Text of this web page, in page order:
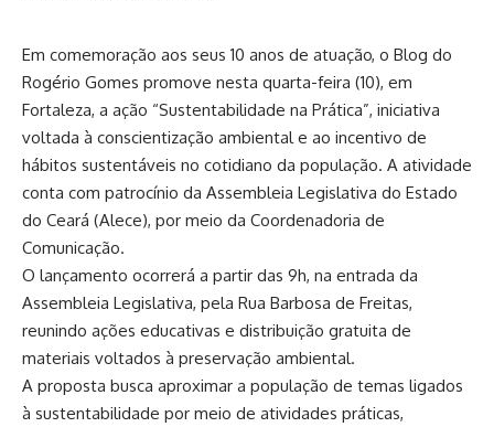
Em comemoração aos seus 10 anos de atuação, o Blog do
Rogério Gomes promove nesta quarta-feira (10), em
Fortaleza, a ação “Sustentabilidade na Prática”, iniciativa
voltada à conscientização ambiental e ao incentivo de
hábitos sustentáveis no cotidiano da população. A atividade
conta com patrocínio da Assembleia Legislativa do Estado
do Ceará (Alece), por meio da Coordenadoria de
Comunicação.
O lançamento ocorrerá a partir das 9h, na entrada da
Assembleia Legislativa, pela Rua Barbosa de Freitas,
reunindo ações educativas e distribuição gratuita de
materiais voltados à preservação ambiental.
A proposta busca aproximar a população de temas ligados
à sustentabilidade por meio de atividades práticas,